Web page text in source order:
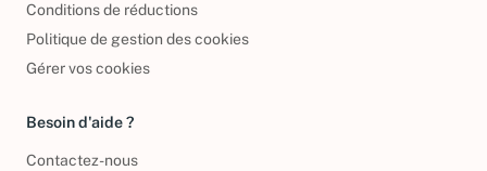
Conditions de réductions
Politique de gestion des cookies
Gérer vos cookies
Besoin d'aide ?
Contactez-nous